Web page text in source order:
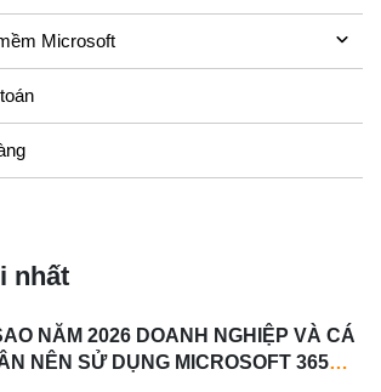
Microsoft
nhất
NĂM 2026 DOANH NGHIỆP VÀ CÁ
NÊN SỬ DỤNG MICROSOFT 365